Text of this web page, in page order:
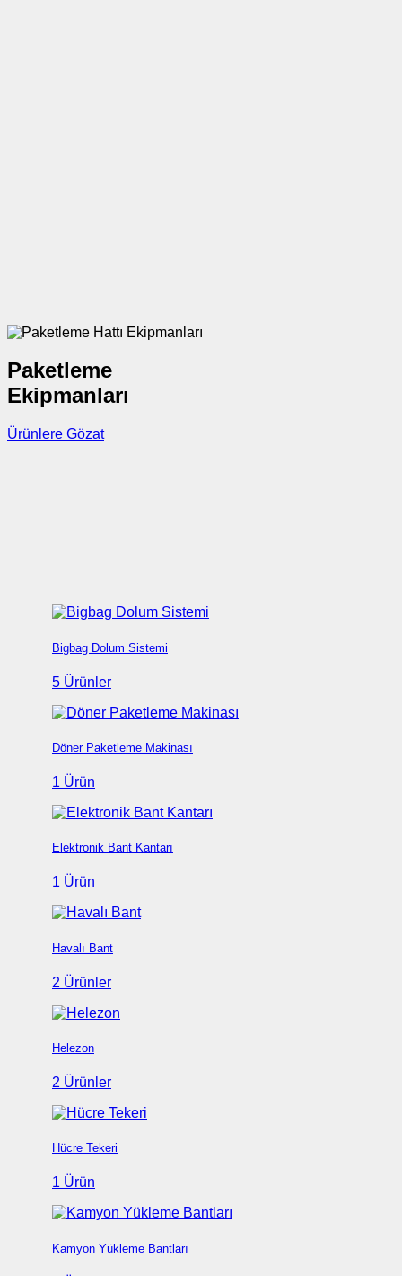
Paketleme
Ekipmanları
Ürünlere Gözat
Bigbag Dolum Sistemi
5 Ürünler
Döner Paketleme Makinası
1 Ürün
Elektronik Bant Kantarı
1 Ürün
Havalı Bant
2 Ürünler
Helezon
2 Ürünler
Hücre Tekeri
1 Ürün
Kamyon Yükleme Bantları